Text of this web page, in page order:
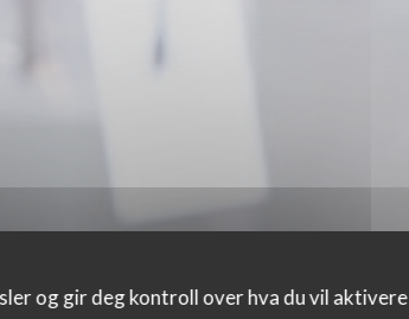
og gir deg kontroll over hva du vil aktivere